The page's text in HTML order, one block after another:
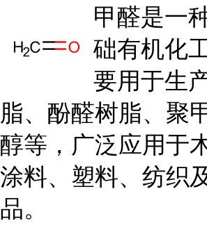
甲醛是一
础有机化
要用于生
脂、酚醛树脂、聚
醇等，广泛应用于
涂料、塑料、纺织
品。